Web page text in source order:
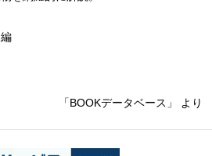
「BOOKデータベース」 より